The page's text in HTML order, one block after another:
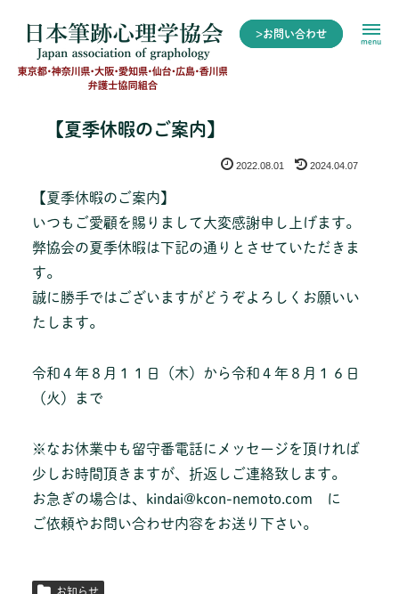
>お問い合わせ
menu
【夏季休暇のご案内】
2022.08.01 2024.04.07
【夏季休暇のご案内】
いつもご愛顧を賜りまして大変感謝申し上げます。
弊協会の夏季休暇は下記の通りとさせていただきま
す。
誠に勝手ではございますがどうぞよろしくお願いい
たします。
令和４年８月１１日（木）から令和４年８月１６日
（火）まで
※なお休業中も留守番電話にメッセージを頂ければ
少しお時間頂きますが、折返しご連絡致します。
お急ぎの場合は、kindai@kcon-nemoto.com に
ご依頼やお問い合わせ内容をお送り下さい。
お知らせ